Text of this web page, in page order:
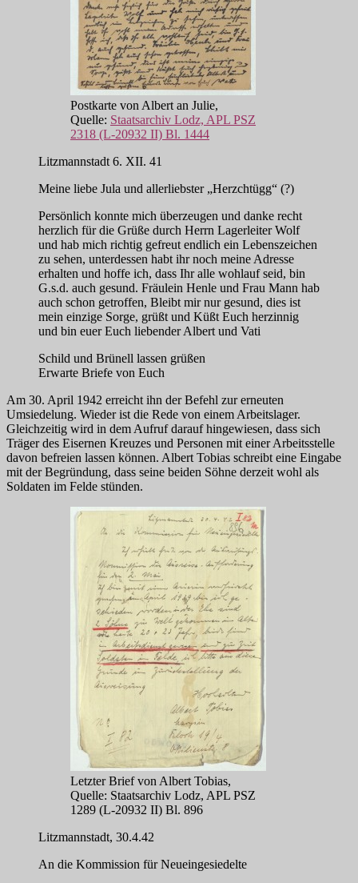
Postkarte von Albert an Julie,
Quelle: Staatsarchiv Lodz, APL PSZ
2318 (L-20932 II) Bl. 1444
Litzmannstadt 6. XII. 41
Meine liebe Jula und allerliebster „Herzchtügg“ (?)
Persönlich konnte mich überzeugen und danke recht
herzlich für die Grüße durch Herrn Lagerleiter Wolf
und hab mich richtig gefreut endlich ein Lebenszeichen
zu sehen, unterdessen habt ihr noch meine Adresse
erhalten und hoffe ich, dass Ihr alle wohlauf seid, bin
G.s.d. auch gesund. Fräulein Henle und Frau Mann hab
auch schon getroffen, Bleibt mir nur gesund, dies ist
mein einzige Sorge, grüßt und Küßt Euch herzinnig
und bin euer Euch liebender Albert und Vati
Schild und Brünell lassen grüßen
Erwarte Briefe von Euch
Am 30. April 1942 erreicht ihn der Befehl zur erneuten
Umsiedelung. Wieder ist die Rede von einem Arbeitslager.
Gleichzeitig wird in dem Aufruf darauf hingewiesen, dass sich
Träger des Eisernen Kreuzes und Personen mit einer Arbeitsstelle
davon befreien lassen können. Albert Tobias schreibt eine Eingabe
mit der Begründung, dass seine beiden Söhne derzeit wohl als
Soldaten im Felde stünden.
Letzter Brief von Albert Tobias,
Quelle: Staatsarchiv Lodz, APL PSZ
1289 (L-20932 II) Bl. 896
Litzmannstadt, 30.4.42
An die Kommission für Neueingesiedelte